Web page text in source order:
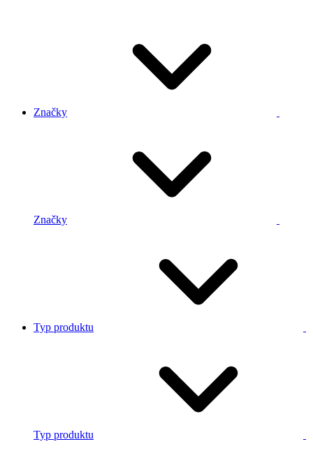
Značky
Značky
Typ produktu
Typ produktu